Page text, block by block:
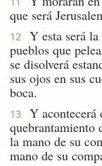
que será
12
Y esta será
pueblos que
se disolverá
sus ojos en sus
boca.
13
Y acontecerá
quebrantamiento
la mano de su
mano de su